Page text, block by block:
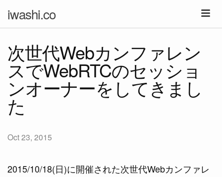
iwashi.co
次世代Webカンファレン
スでWebRTCのセッショ
ンオーナーをしてきまし
た
Oct 23, 2015
2015/10/18(日)に開催された次世代Webカンファレ